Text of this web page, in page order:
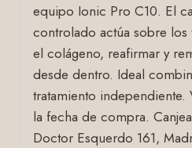
equipo Ionic Pro C10. El
controlado actúa sobre los
el colágeno, reafirmar y
desde dentro. Ideal
tratamiento
la fecha de compra.
Doctor Esquerdo 161,